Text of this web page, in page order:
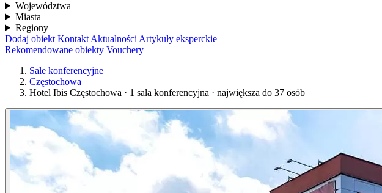
Województwa
Miasta
Regiony
Dodaj obiekt Kontakt Aktualności Artykuły eksperckie
Rekomendowane obiekty Vouchery
Sale konferencyjne
Częstochowa
Hotel Ibis Częstochowa · 1 sala konferencyjna · największa do 37 osób